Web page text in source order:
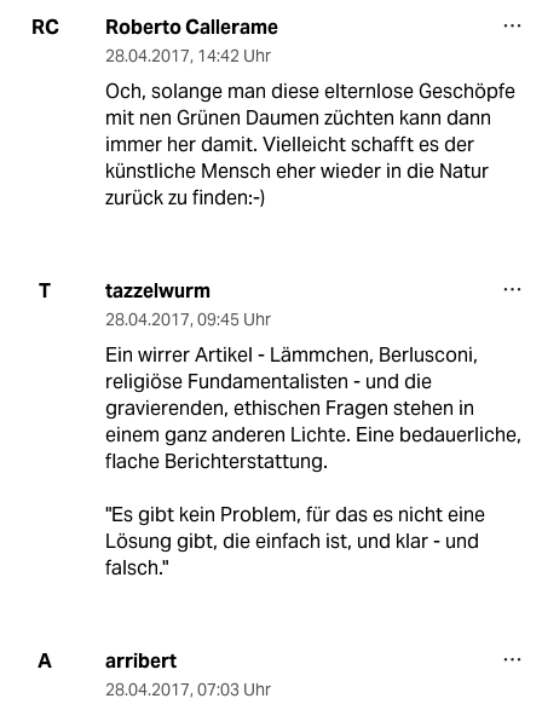
RC Roberto Callerame
28.04.2017, 14:42 Uhr
Och, solange man diese elternlose Geschöpfe
mit nen Grünen Daumen züchten kann dann
immer her damit. Vielleicht schafft es der
künstliche Mensch eher wieder in die Natur
zurück zu finden:-)
T tazzelwurm
28.04.2017, 09:45 Uhr
Ein wirrer Artikel - Lämmchen, Berlusconi,
religiöse Fundamentalisten - und die
gravierenden, ethischen Fragen stehen in
einem ganz anderen Lichte. Eine bedauerliche,
flache Berichterstattung.
"Es gibt kein Problem, für das es nicht eine
Lösung gibt, die einfach ist, und klar - und
falsch."
A arribert
28.04.2017, 07:03 Uhr